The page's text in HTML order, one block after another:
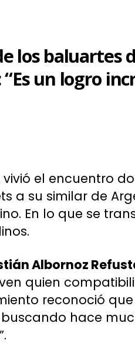
los baluartes
un logro
el encuentro
a su similar de
En lo que se
Albornoz
quien
reconoció
hace